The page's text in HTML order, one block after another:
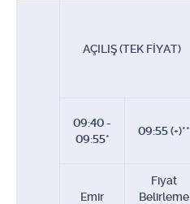
AÇILIŞ (TEK FİYAT)
09:40 -
09:55*
09:55 (+)**
Emir
Fiyat
Belirleme